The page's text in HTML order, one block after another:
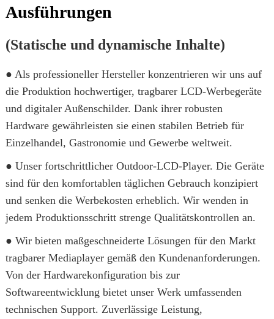
Ausführungen
(Statische und dynamische Inhalte)
● Als professioneller Hersteller konzentrieren wir uns auf
die Produktion hochwertiger, tragbarer LCD-Werbegeräte
und digitaler Außenschilder. Dank ihrer robusten
Hardware gewährleisten sie einen stabilen Betrieb für
Einzelhandel, Gastronomie und Gewerbe weltweit.
● Unser fortschrittlicher Outdoor-LCD-Player. Die Geräte
sind für den komfortablen täglichen Gebrauch konzipiert
und senken die Werbekosten erheblich. Wir wenden in
jedem Produktionsschritt strenge Qualitätskontrollen an.
● Wir bieten maßgeschneiderte Lösungen für den Markt
tragbarer Mediaplayer gemäß den Kundenanforderungen.
Von der Hardwarekonfiguration bis zur
Softwareentwicklung bietet unser Werk umfassenden
technischen Support. Zuverlässige Leistung,